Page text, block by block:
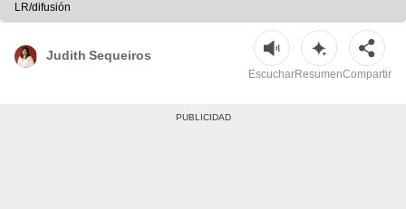
LR/difusión
Judith Sequeiros
EscucharResumenCompartir